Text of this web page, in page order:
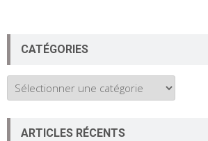
CATÉGORIES
Catégories
ARTICLES RÉCENTS